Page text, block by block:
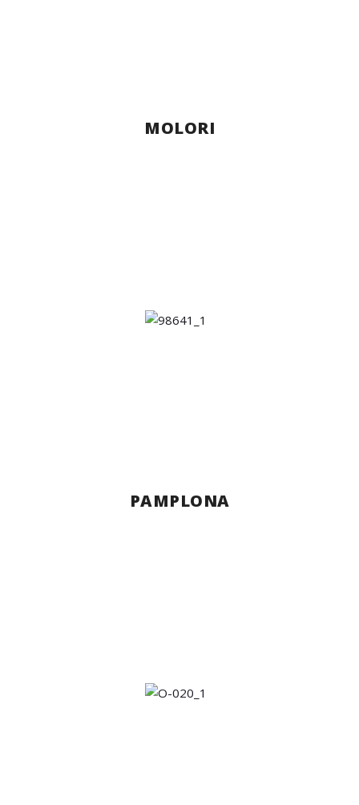
MOLORI
PAMPLONA